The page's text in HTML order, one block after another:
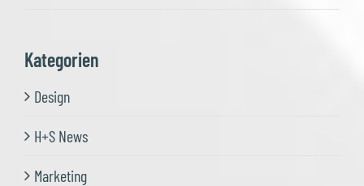
Kategorien
Design
H+S News
Marketing